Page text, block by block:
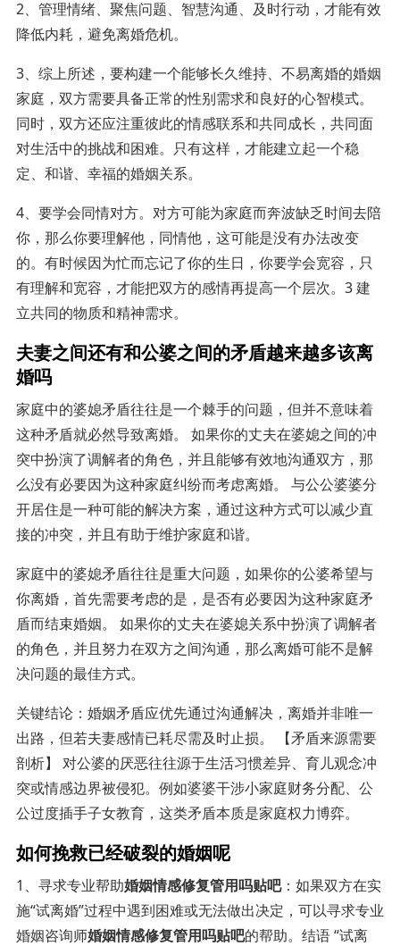
2、管理情绪、聚焦问题、智慧沟通、及时行动，才能有效
降低内耗，避免离婚危机。
3、综上所述，要构建一个能够长久维持、不易离婚的婚姻
家庭，双方需要具备正常的性别需求和良好的心智模式。
同时，双方还应注重彼此的情感联系和共同成长，共同面
对生活中的挑战和困难。只有这样，才能建立起一个稳
定、和谐、幸福的婚姻关系。
4、要学会同情对方。对方可能为家庭而奔波缺乏时间去陪
你，那么你要理解他，同情他，这可能是没有办法改变
的。有时候因为忙而忘记了你的生日，你要学会宽容，只
有理解和宽容，才能把双方的感情再提高一个层次。3 建
立共同的物质和精神需求。
夫妻之间还有和公婆之间的矛盾越来越多该离
婚吗
家庭中的婆媳矛盾往往是一个棘手的问题，但并不意味着
这种矛盾就必然导致离婚。 如果你的丈夫在婆媳之间的冲
突中扮演了调解者的角色，并且能够有效地沟通双方，那
么没有必要因为这种家庭纠纷而考虑离婚。 与公公婆婆分
开居住是一种可能的解决方案，通过这种方式可以减少直
接的冲突，并且有助于维护家庭和谐。
家庭中的婆媳矛盾往往是重大问题，如果你的公婆希望与
你离婚，首先需要考虑的是，是否有必要因为这种家庭矛
盾而结束婚姻。 如果你的丈夫在婆媳关系中扮演了调解者
的角色，并且努力在双方之间沟通，那么离婚可能不是解
决问题的最佳方式。
关键结论：婚姻矛盾应优先通过沟通解决，离婚并非唯一
出路，但若夫妻感情已耗尽需及时止损。 【矛盾来源需要
剖析】 对公婆的厌恶往往源于生活习惯差异、育儿观念冲
突或情感边界被侵犯。例如婆婆干涉小家庭财务分配、公
公过度插手子女教育，这类矛盾本质是家庭权力博弈。
如何挽救已经破裂的婚姻呢
1、寻求专业帮助婚姻情感修复管用吗贴吧：如果双方在实
施“试离婚”过程中遇到困难或无法做出决定，可以寻求专业
婚姻咨询师婚姻情感修复管用吗贴吧的帮助。结语 “试离